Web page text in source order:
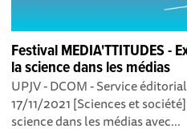
Festival MEDIA'TTITUDES -
la science dans les médias
UPJV - DCOM - Service
17/11/2021 [Sciences et
science dans les médias avec...